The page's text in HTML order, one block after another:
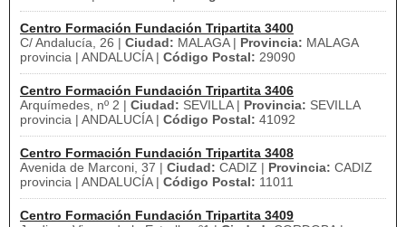
Centro Formación Fundación Tripartita 3400
C/ Andalucía, 26 | Ciudad: MALAGA | Provincia: MALAGA
provincia | ANDALUCÍA | Código Postal: 29090
Centro Formación Fundación Tripartita 3406
Arquímedes, nº 2 | Ciudad: SEVILLA | Provincia: SEVILLA
provincia | ANDALUCÍA | Código Postal: 41092
Centro Formación Fundación Tripartita 3408
Avenida de Marconi, 37 | Ciudad: CADIZ | Provincia: CADIZ
provincia | ANDALUCÍA | Código Postal: 11011
Centro Formación Fundación Tripartita 3409